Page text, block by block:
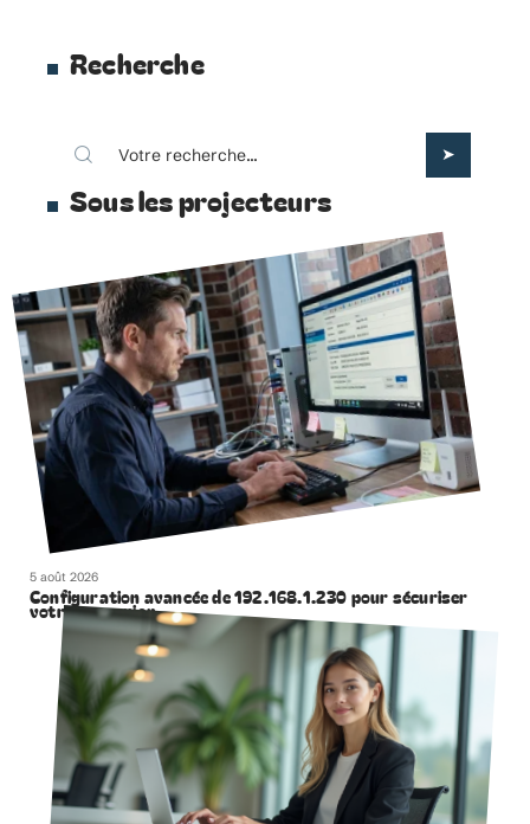
Recherche
Sous les projecteurs
5 août 2026
Configuration avancée de 192.168.1.230 pour sécuriser
votre connexion